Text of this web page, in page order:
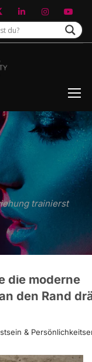
trainierst
die moderne
den Rand
&